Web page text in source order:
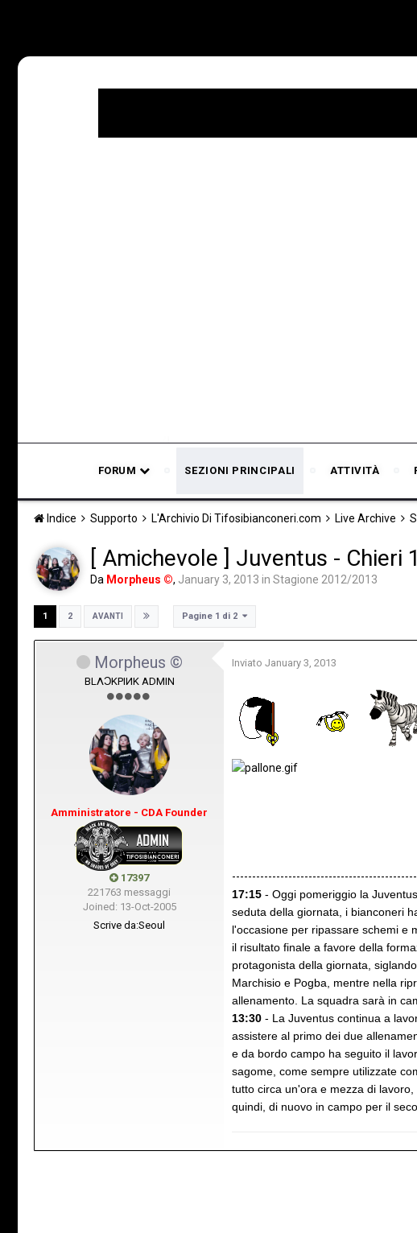
FORUM SEZIONI PRINCIPALI ATTIVITÀ
Indice Supporto L'Archivio Di Tifosibianconeri.com Live Archive
[ Amichevole ] Juventus - Chieri
Da Morpheus ©, January 3, 2013 in Stagione 2012/2013
1 2 AVANTI Pagine 1 di 2
Morpheus ©
BLΛƆKPIИK ADMIN
Amministratore - CDA Founder
17397
221763 messaggi
Joined: 13-Oct-2005
Scrive da:Seoul
Inviato January 3, 2013
17:15 - Oggi pomeriggio la
seduta della giornata, i bianconeri
l'occasione per ripassare schemi e
il risultato finale a favore della
protagonista della giornata,
Marchisio e Pogba, mentre nella
allenamento. La squadra sarà in
13:30 - La Juventus continua a
assistere al primo dei due
e da bordo campo ha seguito il
sagome, come sempre utilizzate
tutto circa un'ora e mezza di
quindi, di nuovo in campo per il